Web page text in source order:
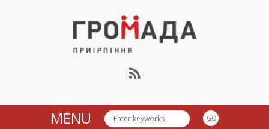
Громада Приірпіння
MENU